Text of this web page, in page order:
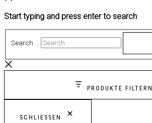
Start typing and press enter to search
Search …
PRODUKTE FILTERN
SCHLIESSEN